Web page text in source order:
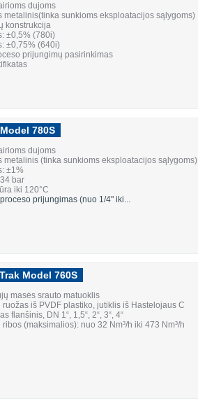
dujoms
metalinis(tinka sunkioms eksploatacijos sąlygoms)
konstrukcija
±0,5% (780i)
±0,75% (640i)
prijungimų pasirinkimas
780S
dujoms
metalinis (tinka sunkioms eksploatacijos sąlygoms)
±1%
bar
iki 120°C
prijungimas (nuo 1/4" iki...
Model 760S
masės srauto matuoklis
ruožas iš PVDF plastiko, jutiklis iš Hastelojaus C
flanšinis, DN 1“, 1,5“, 2“, 3“, 4“
ribos (maksimalios): nuo 32 Nm³/h iki 473 Nm³/h